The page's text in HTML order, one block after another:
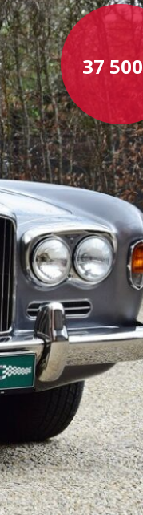
37 500